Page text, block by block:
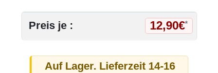
Preis je : 12,90€*
Auf Lager. Lieferzeit 14-16